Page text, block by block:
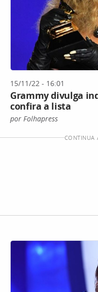
15/11/22 - 16:01
Grammy divulga
confira a lista
por Folhapress
CONTINUA